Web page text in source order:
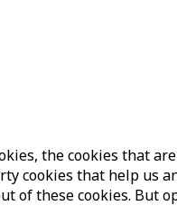
the cookies that
cookies that help us
of these cookies. But